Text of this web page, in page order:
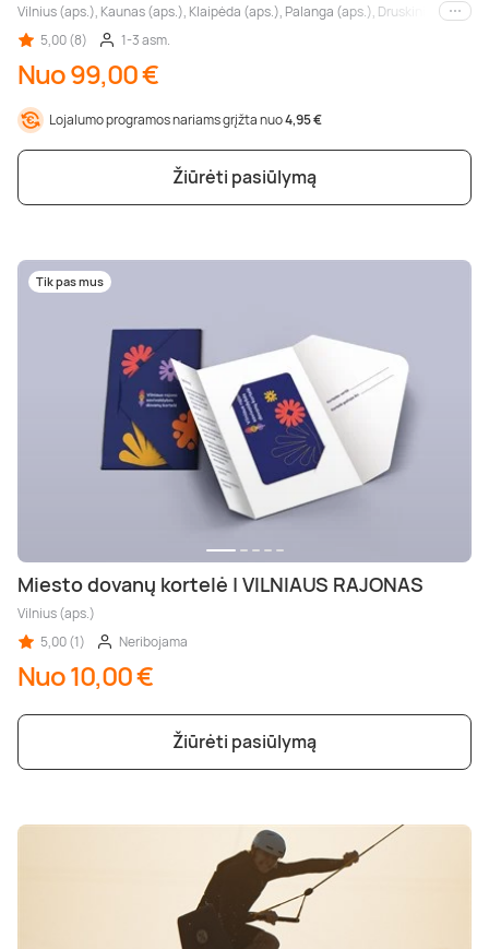
Vilnius (aps.), Kaunas (aps.), Klaipėda (aps.), Palanga (aps.), Druskininkai Kiti
5,00 (8)
1-3 asm.
Nuo 99,00 €
Lojalumo programos nariams grįžta nuo4,95 €
Žiūrėti pasiūlymą
Tik pas mus
Miesto dovanų kortelė | VILNIAUS RAJONAS
Vilnius (aps.)
5,00 (1)
Neribojama
Nuo 10,00 €
Žiūrėti pasiūlymą